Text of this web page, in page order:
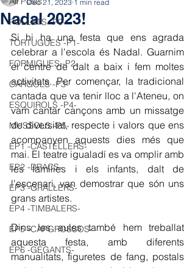
POLLETS -P0-
TORTUGUES -P1-
FORMIGUES -P2-
CARGOLS -P3-
ESQUIROLS -P4-
MUSSOLS -P5-
EP1 -CASTELLERS-
EP2 -DRACS-
EP3 -GRALLERS-
EP4 -TIMBALERS-
EP5 -CAPGROSSOS-
EP6 -GEGANTS-
Nadal 2023!
Dec 21, 2023 1 min read
Si hi ha una festa que ens agrada
celebrar a l'escola és Nadal. Guarnim
el centre de dalt a baix i fem moltes
activitats. Per començar, la tradicional
cantada que va tenir lloc a l'Ateneu, on
vam cantar cançons amb un missatge
de diversitat, respecte i valors que ens
acompanyen aquests dies més que
mai. El teatre igualadí es va omplir amb
les famílies i els infants, dalt de
l'escenari, van demostrar que són uns
grans artistes.
Dins les aules també hem treballat
aquesta festa, amb diferents
manualitats, figuretes de fang, postals